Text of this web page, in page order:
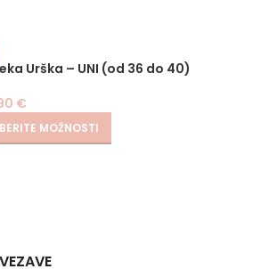
Urška – UNI (od 36 do 40)
€
MOŽNOSTI